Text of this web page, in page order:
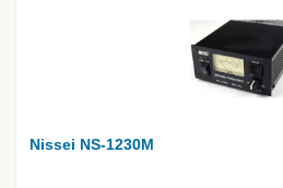
Nissei NS-1230M